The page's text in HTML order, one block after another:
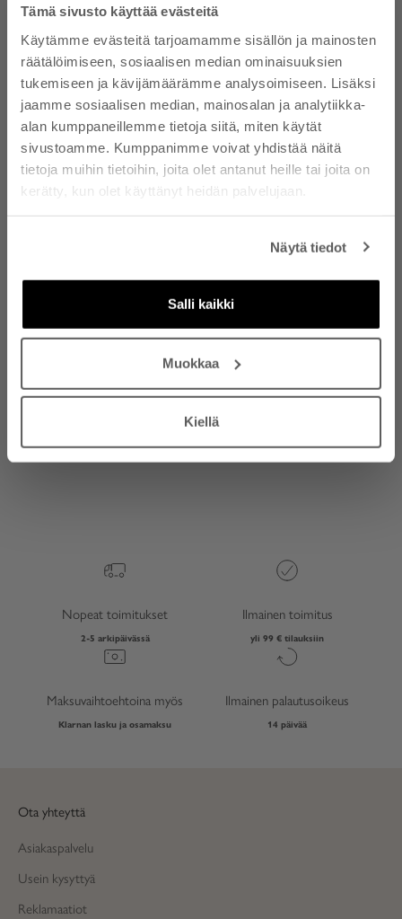
Tämä sivusto käyttää evästeitä
Käytämme evästeitä tarjoamamme sisällön ja mainosten
räätälöimiseen, sosiaalisen median ominaisuuksien
tukemiseen ja kävijämäärämme analysoimiseen. Lisäksi
jaamme sosiaalisen median, mainosalan ja analytiikka-
alan kumppaneillemme tietoja siitä, miten käytät
sivustoamme. Kumppanimme voivat yhdistää näitä
tietoja muihin tietoihin, joita olet antanut heille tai joita on
kerätty, kun olet käyttänyt heidän palvelujaan.
Näytä tiedot
Salli kaikki
Muokkaa
Kiellä
Asiakkaidemme arvostelut
5.00 / 5
Perustuu 1 arvosteluun
1
0
0
0
Sort by
Finland
ruskea / ONESIZE
10/03/26
Nopeat toimitukset
2-5 arkipäivässä
Ilmainen toimitus
yli 99 € tilauksiin
Maksuvaihtoehtoina myös
Klarnan lasku ja osamaksu
Ilmainen palautusoikeus
14 päivää
Ota yhteyttä
Asiakaspalvelu
Usein kysyttyä
Reklamaatiot
HALUATKO 10 %
ALEKOODIN? - TILAA
UUTISKIRJEEMME
Tilaamalla uutiskirjeen hyväksyt, että Nanso
lähettää sähköpostiisi tietoa tuotteista,
palveluista ja tarjouksista. Voit peruuttaa
tilauksen koska tahansa. Lue
tietosuojaselosteemme. Lue alekoodin ehdot
TILAA UUTISKIRJE